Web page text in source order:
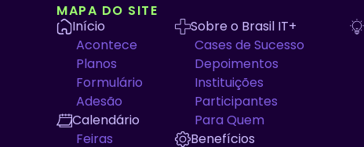
MAPA DO SITE
Início
Acontece
Planos
Formulário
Adesão
Calendário
Feiras
Sobre o Brasil IT+
Cases de Sucesso
Depoimentos
Instituições
Participantes
Para Quem
Benefícios